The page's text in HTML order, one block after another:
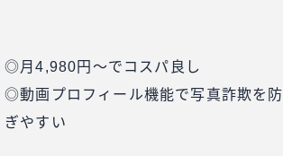
◎月4,980円～でコスパ良し
◎動画プロフィール機能で写真詐欺を防
ぎやすい